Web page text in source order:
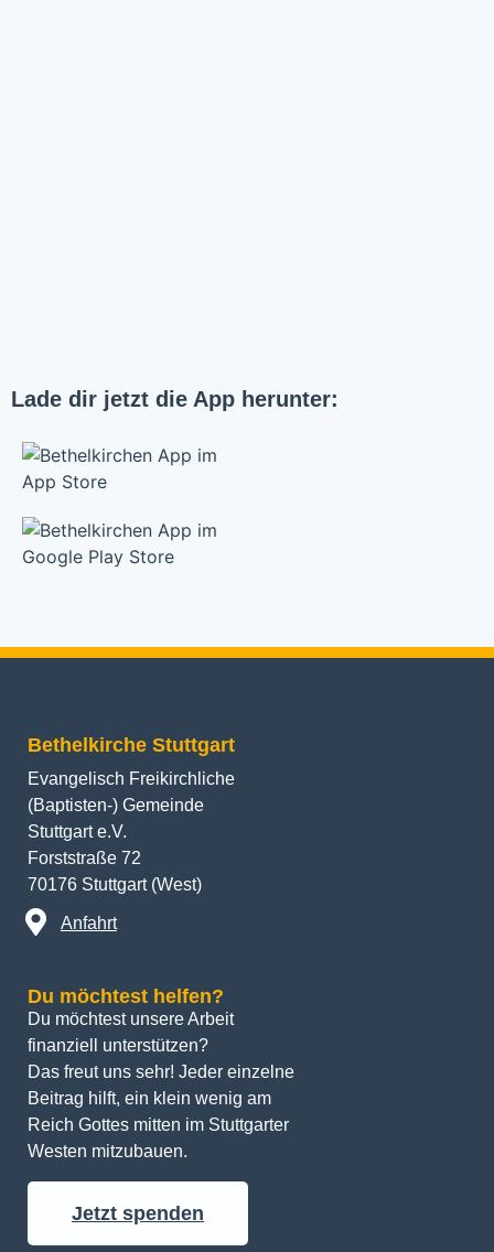
Lade dir jetzt die App herunter:
Bethelkirche Stuttgart
Evangelisch Freikirchliche
(Baptisten-) Gemeinde
Stuttgart e.V.
Forststraße 72
70176 Stuttgart (West)
Anfahrt
Du möchtest helfen?
Du möchtest unsere Arbeit
finanziell unterstützen?
Das freut uns sehr! Jeder einzelne
Beitrag hilft, ein klein wenig am
Reich Gottes mitten im Stuttgarter
Westen mitzubauen.
Jetzt spenden